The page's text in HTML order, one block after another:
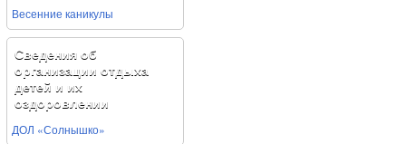
Весенние каникулы
Сведения об
организации отдыха
детей и их
оздоровлении
ДОЛ «Солнышко»